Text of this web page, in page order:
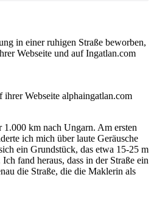
in einer ruhigen Straße beworben,
Webseite und auf Ingatlan.com
ihrer Webseite alphaingatlan.com
km nach Ungarn. Am ersten
ich mich über laute Geräusche
ein Grundstück, das etwa 15-25 m
fand heraus, dass in der Straße ein
die Straße, die die Maklerin als